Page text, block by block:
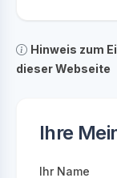
Hinweis zum
dieser Webseite
Ihre
Ihr Name